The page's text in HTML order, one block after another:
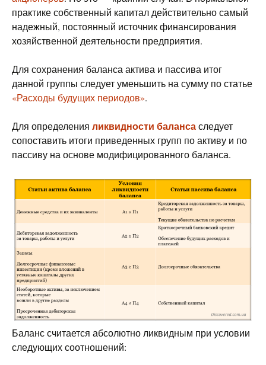
практике собственный капитал действительно самый
надежный, постоянный источник финансирования
хозяйственной деятельности предприятия.
Для сохранения баланса актива и пассива итог
данной группы следует уменьшить на сумму по статье
«Расходы будущих периодов».
Для определения ликвидности балансаследует
сопоставить итоги приведенных групп по активу и по
пассиву на основе модифицированного баланса.
Баланс считается абсолютно ликвидным при условии
следующих соотношений: